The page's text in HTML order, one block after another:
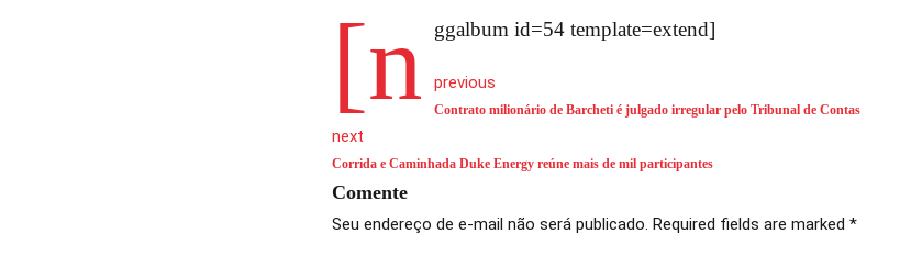
[n ggalbum id=54 template=extend]
previous
Contrato milionário de Barcheti é julgado irregular pelo Tribunal de Contas
next
Corrida e Caminhada Duke Energy reúne mais de mil participantes
Comente
Seu endereço de e-mail não será publicado. Required fields are marked *